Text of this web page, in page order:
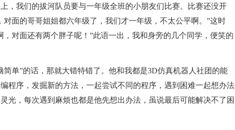
，我们的拔河队员要与一年级全班的小朋友们比赛。比赛还没开
面的哥哥姐姐都六年级了，我们才一年级，不太公平啊。”这时
对面还有两个胖子呢！”此语一出，我和身旁的几个同学，便笑的
简单”的话，那就大错特错了。他和我都是3D仿真机器人社团的能
程序，发掘新的方法，一起尝试不同的程序，遇到困难一起想办法
，每次遇到麻烦也都是他先想出办法，虽说最后可能解决不了困